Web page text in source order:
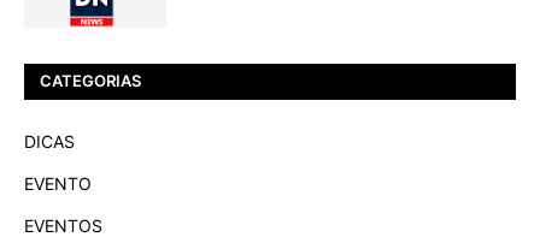
CATEGORIAS
DICAS
EVENTO
EVENTOS